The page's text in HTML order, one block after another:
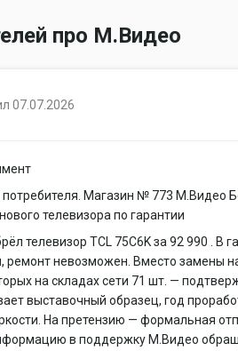
про М.Видео
07.07.2026
Магазин № 773 М.Видео
телевизора по гарантии
телевизор TCL 75C6K за 92 990 . В
ремонт невозможен. Вместо замены
на складах сети 71 шт. —
выставочный образец, год
На претензию — формальная
в поддержку М.Видео